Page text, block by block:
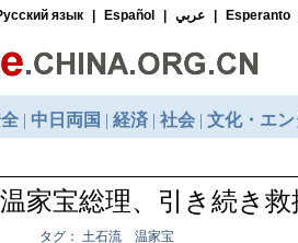
家宝総理、引き続き
タグ： 土石流 温家宝